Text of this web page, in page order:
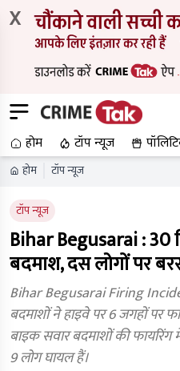
X
होम टॉप न्यूज
होम टॉप न्यूज
टॉप न्यूज
Bihar Begusarai : 30
बदमाश, दस लोगों पर
Bihar Begusarai Firing
बदमाशों ने हाइवे पर 6 जगहों पर
बाइक सवार बदमाशों की
9 लोग घायल हैं।